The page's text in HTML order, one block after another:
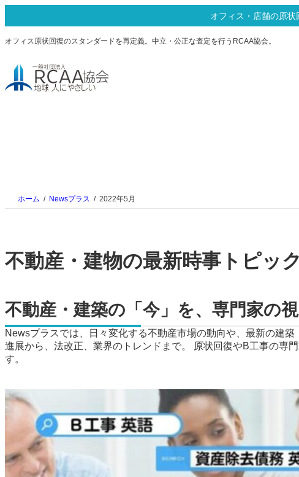
を
プ
オフィス・店舗の原
オフィス原状回復のスタンダードを再定義。中立・公正な査定を行うRCAA協会。
ホーム Newsプラス 2022年5月
不動産・建物の最新時事トピック
不動産・建築の「今」を、専門家の視
Newsプラスでは、日々変化する不動産市場の動向や、最新の建
進展から、法改正、業界のトレンドまで。 原状回復やB工事の専
す。